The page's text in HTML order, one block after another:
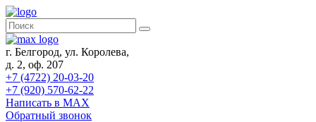
г. Белгород, ул. Королева,
д. 2, оф. 207
+7 (4722) 20-03-20
+7 (920) 570-62-22
Написать в MAX
Обратный звонок